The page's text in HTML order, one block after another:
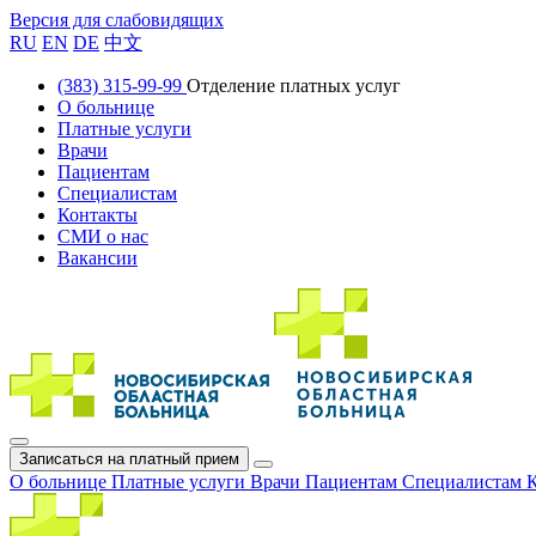
Версия для слабовидящих
RU EN DE 中文
(383) 315-99-99 Отделение платных услуг
О больнице
Платные услуги
Врачи
Пациентам
Специалистам
Контакты
СМИ о нас
Вакансии
Записаться на платный прием
О больнице Платные услуги Врачи Пациентам Специалистам